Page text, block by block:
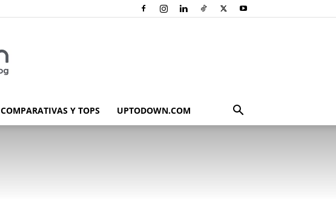
COMPARATIVAS Y TOPS UPTODOWN.COM